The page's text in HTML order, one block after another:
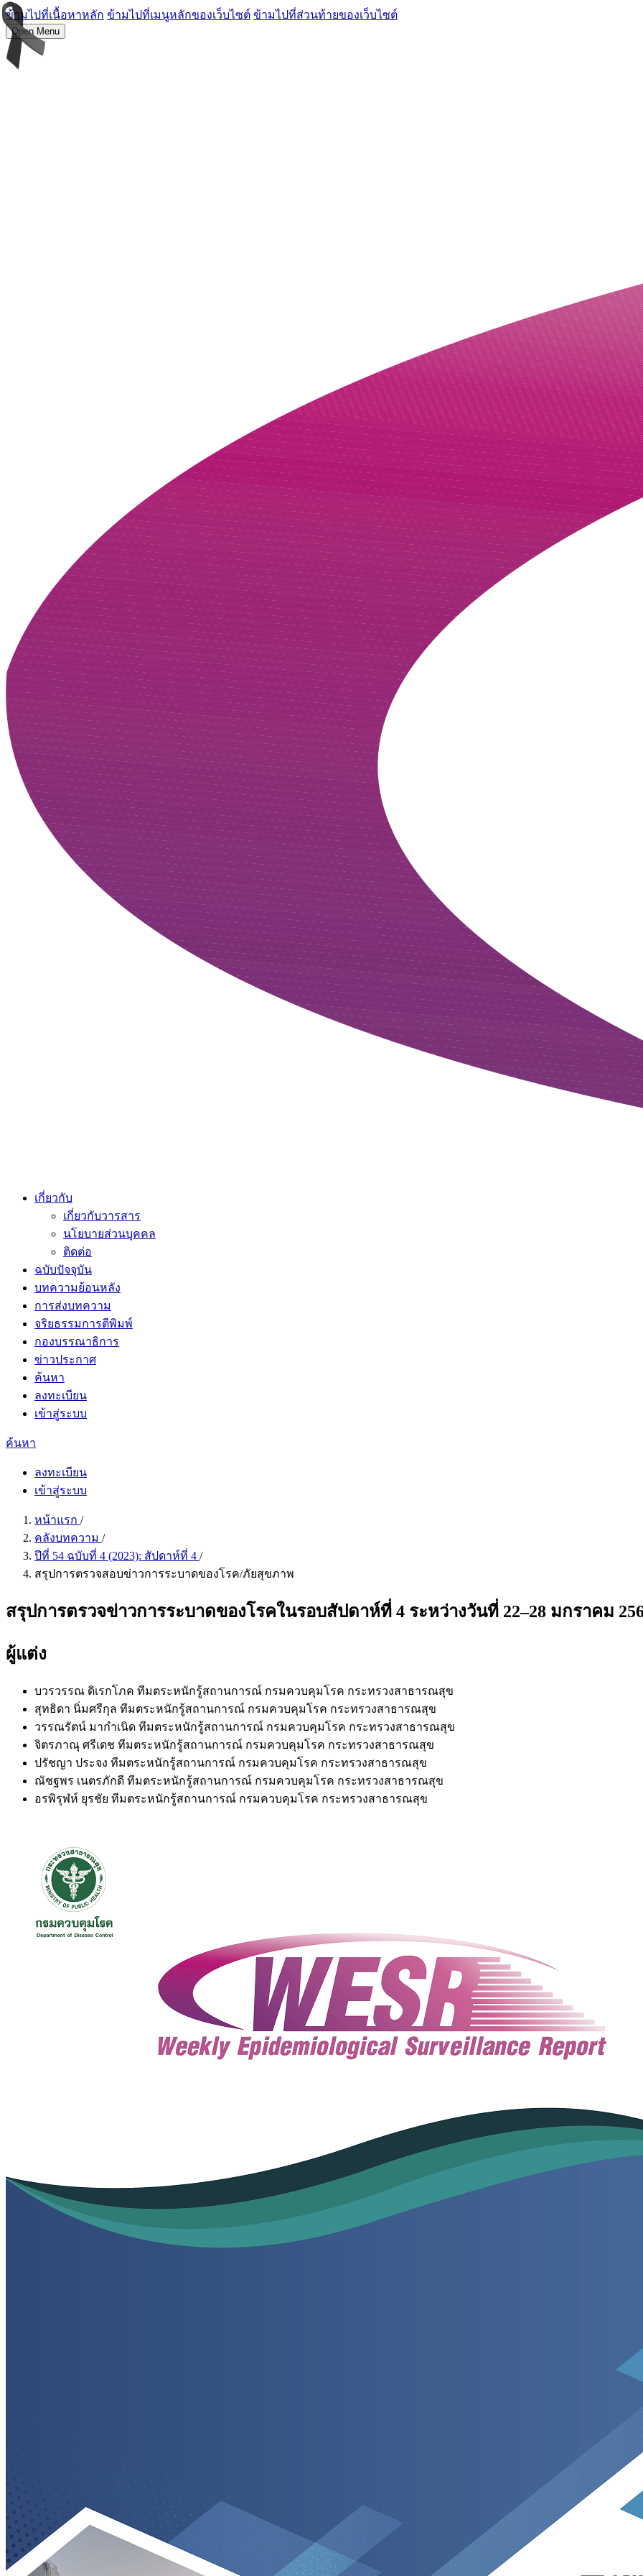
ข้ามไปที่เนื้อหาหลัก ข้ามไปที่เมนูหลักของเว็บไซต์ ข้ามไปที่ส่วนท้ายของเว็บไซต์
Open Menu
เกี่ยวกับ
เกี่ยวกับวารสาร
นโยบายส่วนบุคคล
ติดต่อ
ฉบับปัจจุบัน
บทความย้อนหลัง
การส่งบทความ
จริยธรรมการตีพิมพ์
กองบรรณาธิการ
ข่าวประกาศ
ค้นหา
ลงทะเบียน
เข้าสู่ระบบ
ค้นหา
ลงทะเบียน
เข้าสู่ระบบ
หน้าแรก /
คลังบทความ /
ปีที่ 54 ฉบับที่ 4 (2023): สัปดาห์ที่ 4 /
สรุปการตรวจสอบข่าวการระบาดของโรค/ภัยสุขภาพ
สรุปการตรวจข่าวการระบาดของโรคในรอบสัปดาห์ที่ 4 ระหว่างวันที่ 22–28 มกราคม
ผู้แต่ง
บวรวรรณ ดิเรกโภค ทีมตระหนักรู้สถานการณ์ กรมควบคุมโรค กระทรวงสาธารณสุข
สุทธิดา นิ่มศรีกุล ทีมตระหนักรู้สถานการณ์ กรมควบคุมโรค กระทรวงสาธารณสุข
วรรณรัตน์ มากำเนิด ทีมตระหนักรู้สถานการณ์ กรมควบคุมโรค กระทรวงสาธารณสุข
จิตรภาณุ ศรีเดช ทีมตระหนักรู้สถานการณ์ กรมควบคุมโรค กระทรวงสาธารณสุข
ปรัชญา ประจง ทีมตระหนักรู้สถานการณ์ กรมควบคุมโรค กระทรวงสาธารณสุข
ณัชฐพร เนตรภักดี ทีมตระหนักรู้สถานการณ์ กรมควบคุมโรค กระทรวงสาธารณสุข
อรพิรุฬห์ ยุรชัย ทีมตระหนักรู้สถานการณ์ กรมควบคุมโรค กระทรวงสาธารณสุข